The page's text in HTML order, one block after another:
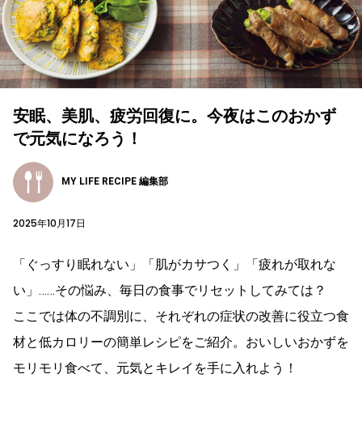
安眠、美肌、疲労回復に。今夜はこのおかず
で元気になろう！
MY LIFE RECIPE 編集部
2025年10月17日
「ぐっすり眠れない」「肌がカサつく」「疲れが取れな
い」……その悩み、毎日の食事でリセットしてみては？
ここでは体の不調別に、それぞれの症状の改善に役立つ食
材と低カロリーの簡単レシピをご紹介。おいしいおかずを
モリモリ食べて、元気とキレイを手に入れよう！